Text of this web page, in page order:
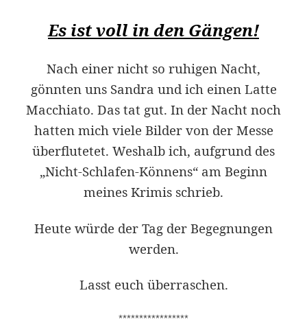
Es ist voll in den Gängen!
Nach einer nicht so ruhigen Nacht,
gönnten uns Sandra und ich einen Latte
Macchiato. Das tat gut. In der Nacht noch
hatten mich viele Bilder von der Messe
überflutetet. Weshalb ich, aufgrund des
„Nicht-Schlafen-Könnens“ am Beginn
meines Krimis schrieb.
Heute würde der Tag der Begegnungen
werden.
Lasst euch überraschen.